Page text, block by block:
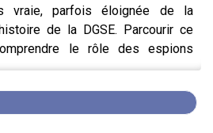
vraie, parfois éloignée de la
de la DGSE. Parcourir ce
le rôle des espions